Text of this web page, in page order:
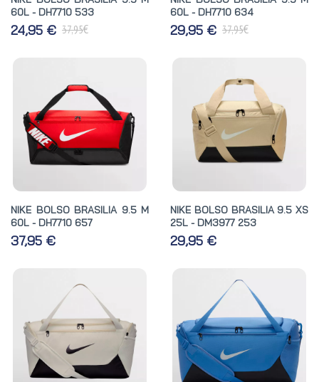
60L - DH7710 533
24,95 € 37,95€
60L - DH7710 634
29,95 € 37,95€
NIKE BOLSO BRASILIA 9.5 M
60L - DH7710 657
37,95 €
NIKE BOLSO BRASILIA 9.5 XS
25L - DM3977 253
29,95 €